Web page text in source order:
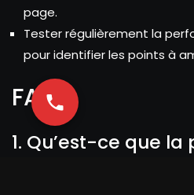
page.
Tester régulièrement la
pour identifier les points à
FAQ
1. Qu’est-ce que